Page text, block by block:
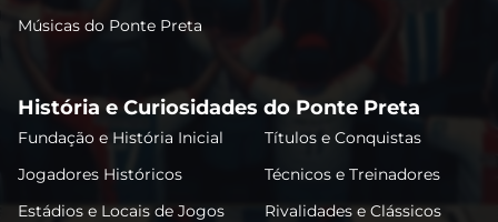
Músicas do Ponte Preta
História e Curiosidades do Ponte Preta
Fundação e História Inicial
Títulos e Conquistas
Jogadores Históricos
Técnicos e Treinadores
Estádios e Locais de Jogos
Rivalidades e Clássicos